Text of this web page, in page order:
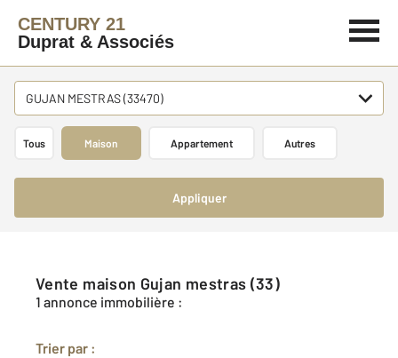
CENTURY 21
Duprat & Associés
GUJAN MESTRAS (33470)
Tous Maison Appartement Autres
Appliquer
Vente maison Gujan mestras (33)
1 annonce immobilière :
Trier par :